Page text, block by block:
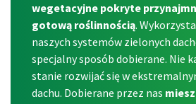
wegetacyjne pokryte
gotową roślinnością.
naszych systemów zielonych
specjalny sposób dobierane. Nie
stanie rozwijać się w
dachu. Dobierane przez nas